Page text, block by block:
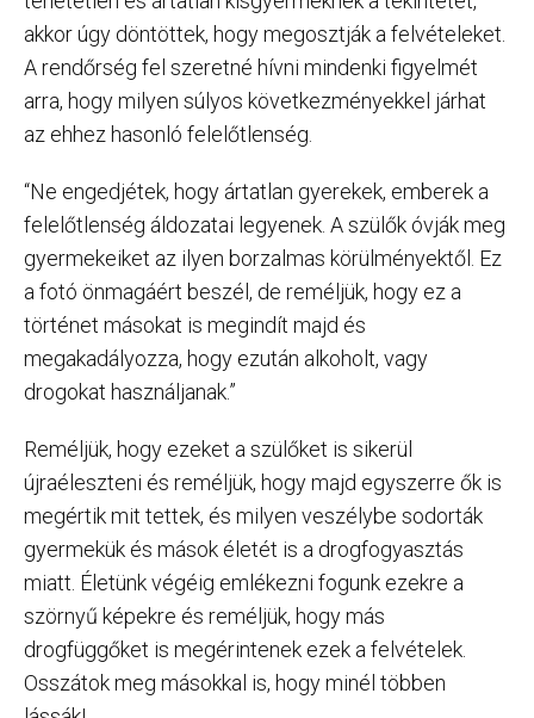
akkor úgy döntöttek, hogy megosztják a felvételeket.
A rendőrség fel szeretné hívni mindenki figyelmét
arra, hogy milyen súlyos következményekkel járhat
az ehhez hasonló felelőtlenség.
“Ne engedjétek, hogy ártatlan gyerekek, emberek a
felelőtlenség áldozatai legyenek. A szülők óvják meg
gyermekeiket az ilyen borzalmas körülményektől. Ez
a fotó önmagáért beszél, de reméljük, hogy ez a
történet másokat is megindít majd és
megakadályozza, hogy ezután alkoholt, vagy
drogokat használjanak.”
Reméljük, hogy ezeket a szülőket is sikerül
újraéleszteni és reméljük, hogy majd egyszerre ők is
megértik mit tettek, és milyen veszélybe sodorták
gyermekük és mások életét is a drogfogyasztás
miatt. Életünk végéig emlékezni fogunk ezekre a
szörnyű képekre és reméljük, hogy más
drogfüggőket is megérintenek ezek a felvételek.
Osszátok meg másokkal is, hogy minél többen